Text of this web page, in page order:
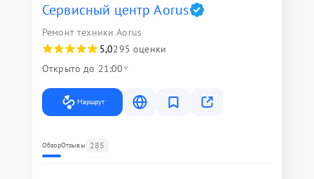
Сервисный центр Aorus
Ремонт техники Aorus
5,0295 оценки
Открыто до 21:00
Маршрут
ОбзорОтзывы 285